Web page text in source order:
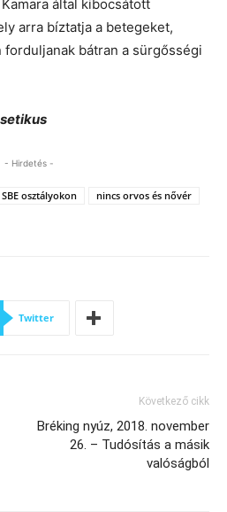
által kibocsátott
arra bíztatja a betegeket,
bátran a sürgősségi
- Hirdetés -
osztályokon
nincs orvos és nővér
Twitter
Következő cikk
Bréking nyúz, 2018. november
26. – Tudósítás a másik
valóságból